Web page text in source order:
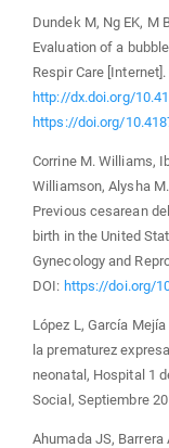
Dundek M, Ng EK, M
Evaluation of a
Respir Care
http://dx.doi.org/
https://doi.org/
Corrine M. Williams,
Williamson, Alysha
Previous cesarean
birth in the United
Gynecology and
DOI: https://doi.org/
López L, García
la prematurez
neonatal, Hospital 1
Social, Septiembre
Ahumada JS, Barrera